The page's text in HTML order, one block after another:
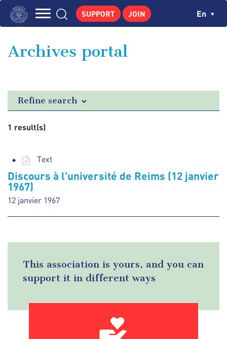
Skip
principale
GEORGES POMPIDOU
PUBLICATIONS
NEWS
SUPPORT JOIN En
Archives portal
Refine search
1 result(s)
Text
Discours à l'université de Reims (12 janvier
1967)
12 janvier 1967
This association is yours, and you can
support it in different ways
Cookies management panel